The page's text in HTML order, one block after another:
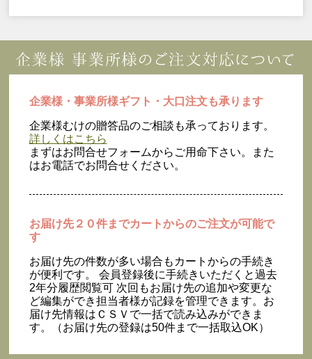
企業様・事業所様ギフト・大口注文も承ります
企業様むけの贈答品のご相談も承っております。
詳しくはこちら
まずはお問合せフォームからご用命下さい。また
はお電話でお問合せください。
お届け先２０件までカートからのご注文が可能で
す
お届け先の件数が多い場合もカートからの手続き
が便利です。 会員登録後に手続きいただくと過去
2年分履歴閲覧可 次回もお届け先の追加や変更な
ど編集ができ担当者様が記録を管理できます。お
届け先情報はＣＳＶで一括で読み込みができま
す。（お届け先の登録は50件まで一括取込OK）